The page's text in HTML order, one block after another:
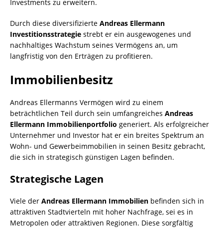
Investments zu erweitern.
Durch diese diversifizierte Andreas Ellermann
Investitionsstrategie strebt er ein ausgewogenes und
nachhaltiges Wachstum seines Vermögens an, um
langfristig von den Erträgen zu profitieren.
Immobilienbesitz
Andreas Ellermanns Vermögen wird zu einem
beträchtlichen Teil durch sein umfangreiches Andreas
Ellermann Immobilienportfolio generiert. Als erfolgreicher
Unternehmer und Investor hat er ein breites Spektrum an
Wohn- und Gewerbeimmobilien in seinen Besitz gebracht,
die sich in strategisch günstigen Lagen befinden.
Strategische Lagen
Viele der Andreas Ellermann Immobilien befinden sich in
attraktiven Stadtvierteln mit hoher Nachfrage, sei es in
Metropolen oder attraktiven Regionen. Diese sorgfältig